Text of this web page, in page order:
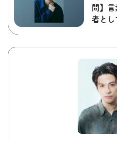
問】
者とし